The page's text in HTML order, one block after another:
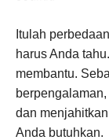
Itulah
harus Anda
membantu.
dan
Anda butuhkan.